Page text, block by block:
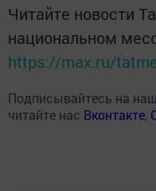
Читайте новости
национальном
https://max.ru/
Подписывайтесь на наш
читайте нас Вконтакте,